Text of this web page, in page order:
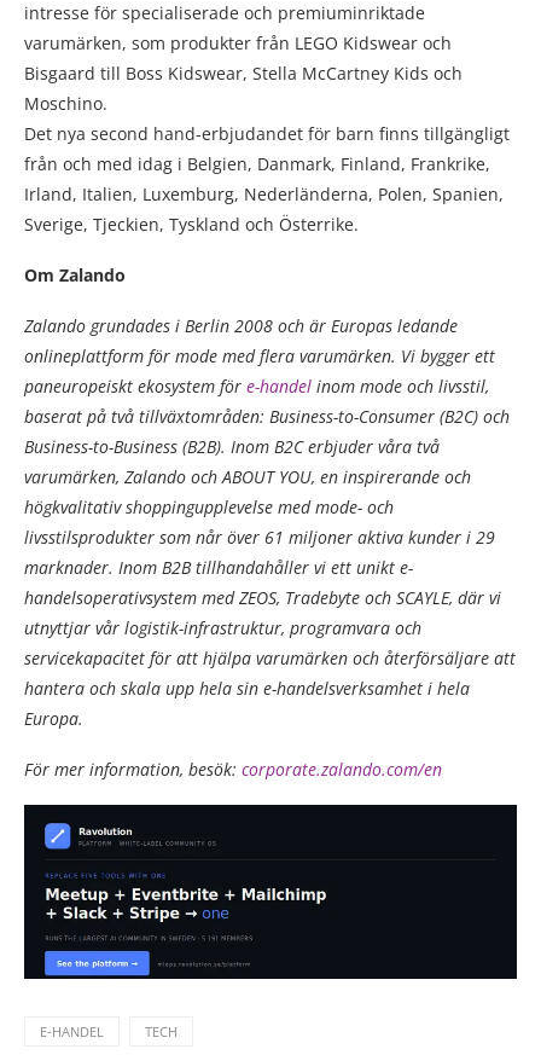
intresse för specialiserade och premiuminriktade
varumärken, som produkter från LEGO Kidswear och
Bisgaard till Boss Kidswear, Stella McCartney Kids och
Moschino.
Det nya second hand-erbjudandet för barn finns tillgängligt
från och med idag i Belgien, Danmark, Finland, Frankrike,
Irland, Italien, Luxemburg, Nederländerna, Polen, Spanien,
Sverige, Tjeckien, Tyskland och Österrike.
Om Zalando
Zalando grundades i Berlin 2008 och är Europas ledande
onlineplattform för mode med flera varumärken. Vi bygger ett
paneuropeiskt ekosystem för e-handel inom mode och livsstil,
baserat på två tillväxtområden: Business-to-Consumer (B2C) och
Business-to-Business (B2B). Inom B2C erbjuder våra två
varumärken, Zalando och ABOUT YOU, en inspirerande och
högkvalitativ shoppingupplevelse med mode- och
livsstilsprodukter som når över 61 miljoner aktiva kunder i 29
marknader. Inom B2B tillhandahåller vi ett unikt e-
handelsoperativsystem med ZEOS, Tradebyte och SCAYLE, där vi
utnyttjar vår logistik-infrastruktur, programvara och
servicekapacitet för att hjälpa varumärken och återförsäljare att
hantera och skala upp hela sin e-handelsverksamhet i hela
Europa.
För mer information, besök: corporate.zalando.com/en
E-HANDEL TECH